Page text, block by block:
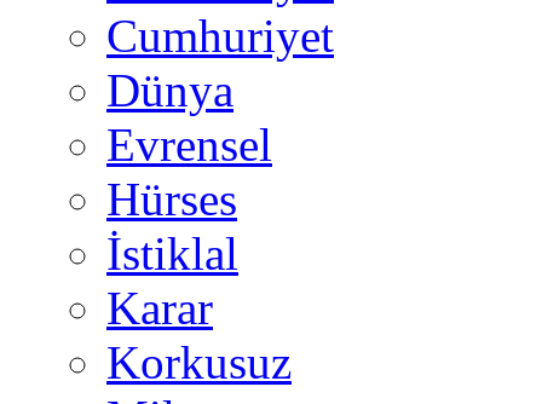
Cumhuriyet
Dünya
Evrensel
Hürses
İstiklal
Karar
Korkusuz